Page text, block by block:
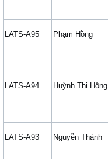
LATS-A95 Phạm Hồng
LATS-A94 Huỳnh Thị Hồng
LATS-A93 Nguyễn Thành